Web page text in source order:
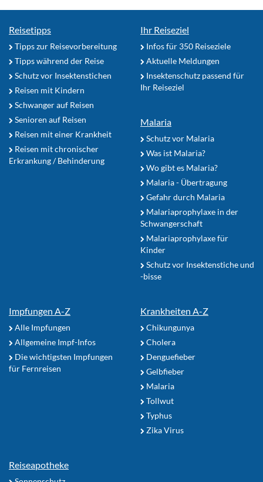
Reisetipps
Tipps zur Reisevorbereitung
Tipps während der Reise
Schutz vor Insektenstichen
Reisen mit Kindern
Schwanger auf Reisen
Senioren auf Reisen
Reisen mit einer Krankheit
Reisen mit chronischer
Erkrankung / Behinderung
Ihr Reiseziel
Infos für 350 Reiseziele
Aktuelle Meldungen
Insektenschutz passend für
Ihr Reiseziel
Malaria
Schutz vor Malaria
Was ist Malaria?
Wo gibt es Malaria?
Malaria - Übertragung
Gefahr durch Malaria
Malariaprophylaxe in der
Schwangerschaft
Malariaprophylaxe für
Kinder
Schutz vor Insektenstiche und
-bisse
Impfungen A-Z
Alle Impfungen
Allgemeine Impf-Infos
Die wichtigsten Impfungen
für Fernreisen
Krankheiten A-Z
Chikungunya
Cholera
Denguefieber
Gelbfieber
Malaria
Tollwut
Typhus
Zika Virus
Reiseapotheke